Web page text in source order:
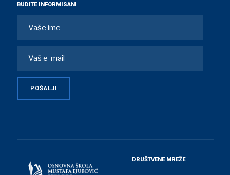
BUDITE INFORMISANI
DRUŠTVENE MREŽE